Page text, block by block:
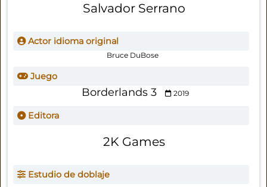
Salvador Serrano
Actor idioma original
Bruce DuBose
Juego
Borderlands 3 2019
Editora
2K Games
Estudio de doblaje